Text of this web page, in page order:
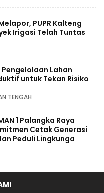
PUPR Kalteng
Irigasi Telah Tuntas
Lahan
untuk Tekan Risiko
TENGAH
1 Palangka Raya
Cetak Generasi
Peduli Lingkunga